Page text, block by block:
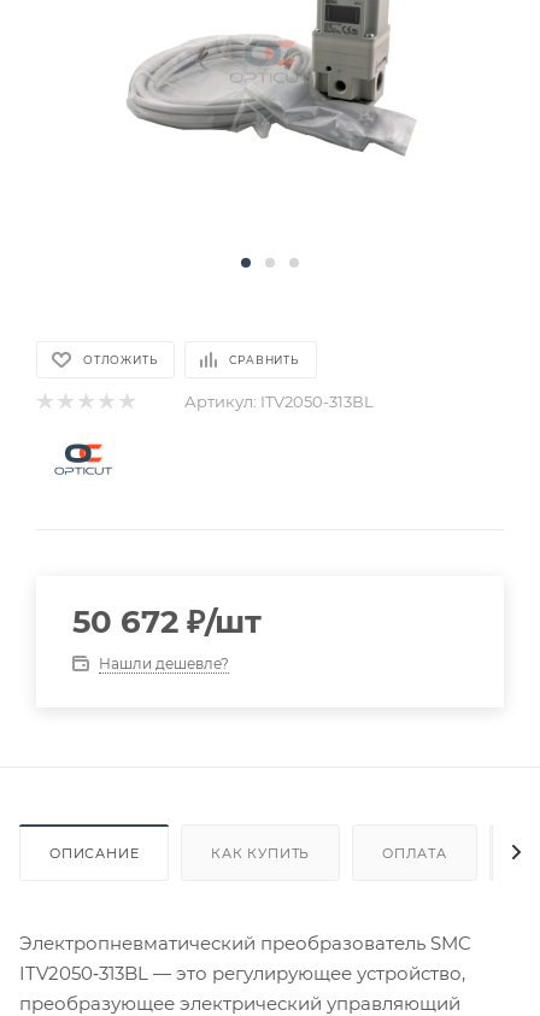
ОТЛОЖИТЬ СРАВНИТЬ
Артикул: ITV2050-313ВL
50 672 ₽/шт
Нашли дешевле?
ОПИСАНИЕ КАК КУПИТЬ ОПЛАТА
Электропневматический преобразователь SMC
ITV2050‑313BL — это регулирующее устройство,
преобразующее электрический управляющий